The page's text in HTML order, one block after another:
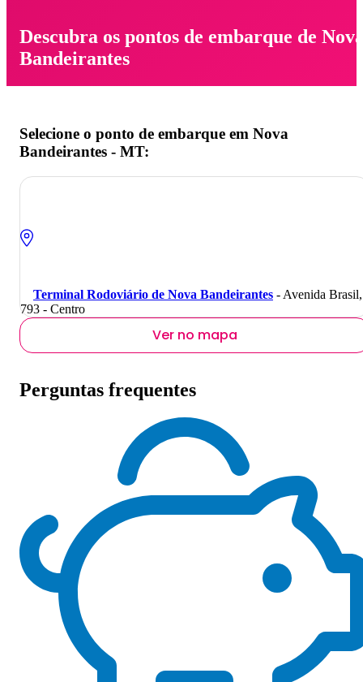
Descubra os pontos de embarque de
Bandeirantes
Selecione o ponto de embarque em Nova
Bandeirantes - MT:
Terminal Rodoviário de Nova Bandeirantes - Avenida Brasil,
793 - Centro
Ver no mapa
Perguntas frequentes